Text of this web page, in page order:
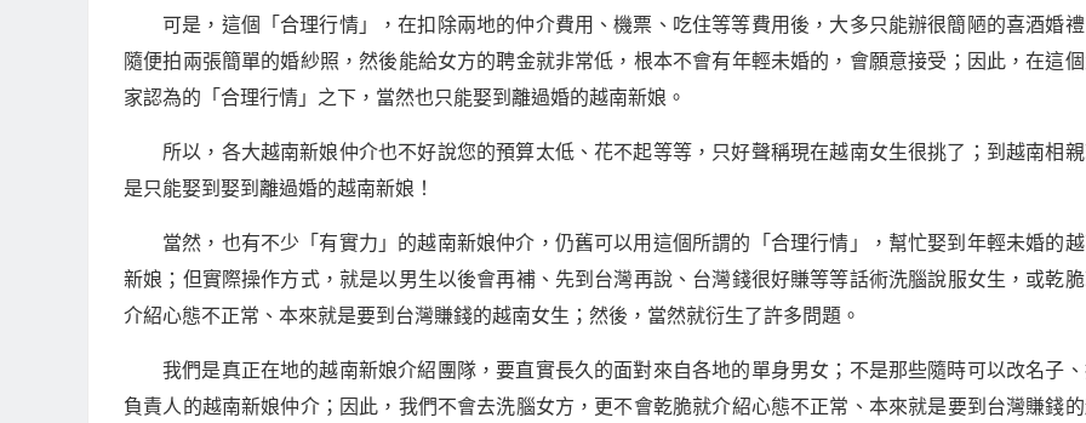
可是，這個「合理行情」，在扣除兩地的仲介費用、機票、吃住等等費用後，大多只能辦很簡陋的喜酒婚禮
隨便拍兩張簡單的婚紗照，然後能給女方的聘金就非常低，根本不會有年輕未婚的，會願意接受；因此，在這
家認為的「合理行情」之下，當然也只能娶到離過婚的越南新娘。
所以，各大越南新娘仲介也不好說您的預算太低、花不起等等，只好聲稱現在越南女生很挑了；到越南相
是只能娶到娶到離過婚的越南新娘！
當然，也有不少「有實力」的越南新娘仲介，仍舊可以用這個所謂的「合理行情」，幫忙娶到年輕未婚的
新娘；但實際操作方式，就是以男生以後會再補、先到台灣再說、台灣錢很好賺等等話術洗腦說服女生，或乾
介紹心態不正常、本來就是要到台灣賺錢的越南女生；然後，當然就衍生了許多問題。
我們是真正在地的越南新娘介紹團隊，要直實長久的面對來自各地的單身男女；不是那些隨時可以改名子
負責人的越南新娘仲介；因此，我們不會去洗腦女方，更不會乾脆就介紹心態不正常、本來就是要到台灣賺錢